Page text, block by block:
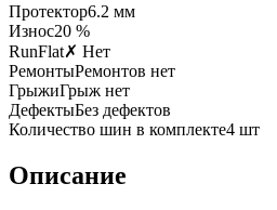
Протектор6.2 мм
Износ20 %
RunFlat✗ Нет
РемонтыРемонтов нет
ГрыжиГрыж нет
ДефектыБез дефектов
Количество шин в комплекте4 шт
Описание